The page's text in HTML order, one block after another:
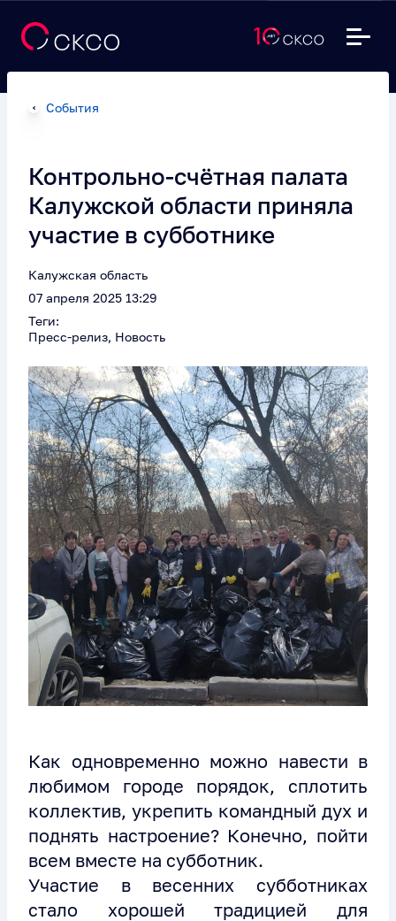
События
Контрольно-счётная палата
Калужской области приняла
участие в субботнике
Калужская область
07 апреля 2025 13:29
Теги:
Пресс-релиз, Новость
Как одновременно можно навести в
любимом городе порядок, сплотить
коллектив, укрепить командный дух и
поднять настроение? Конечно, пойти
всем вместе на субботник.
Участие в весенних субботниках
стало хорошей традицией для